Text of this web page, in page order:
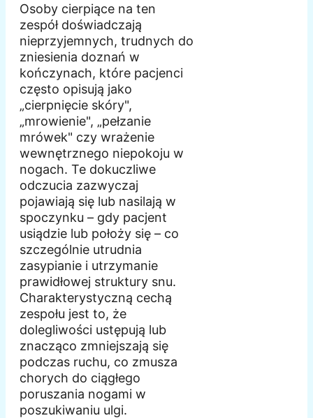
Osoby cierpiące na ten
zespół doświadczają
nieprzyjemnych, trudnych do
zniesienia doznań w
kończynach, które pacjenci
często opisują jako
„cierpnięcie skóry",
„mrowienie", „pełzanie
mrówek" czy wrażenie
wewnętrznego niepokoju w
nogach. Te dokuczliwe
odczucia zazwyczaj
pojawiają się lub nasilają w
spoczynku – gdy pacjent
usiądzie lub położy się – co
szczególnie utrudnia
zasypianie i utrzymanie
prawidłowej struktury snu.
Charakterystyczną cechą
zespołu jest to, że
dolegliwości ustępują lub
znacząco zmniejszają się
podczas ruchu, co zmusza
chorych do ciągłego
poruszania nogami w
poszukiwaniu ulgi.